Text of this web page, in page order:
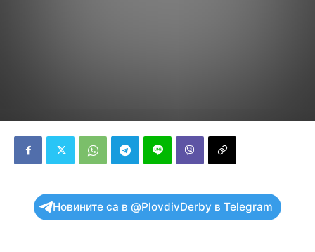
Новините са в @PlovdivDerby в Telegram